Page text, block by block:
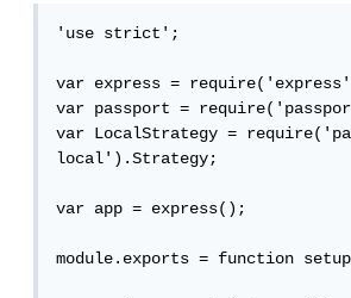
'use strict';
var express =
var passport =
var LocalStrategy =
local').Strategy;
var app = express();
module.exports = function